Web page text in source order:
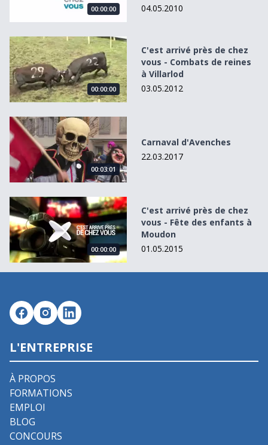
00:00:00
04.05.2010
C&#039;est arrivé près de chez vous - Combats de reines
00:00:00
C'est arrivé près de chez
vous - Combats de reines
à Villarlod
03.05.2012
Carnaval d&#039;Avenches
00:03:01
Carnaval d'Avenches
22.03.2017
C&#039;est arrivé près de chez vous - Fête des enfants à
00:00:00
C'est arrivé près de chez
vous - Fête des enfants à
Moudon
01.05.2015
L'ENTREPRISE
À PROPOS
FORMATIONS
EMPLOI
BLOG
CONCOURS